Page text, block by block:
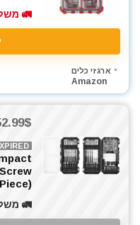
🚛
ארגזי כלים
Amazon
/ 177₪
🚛